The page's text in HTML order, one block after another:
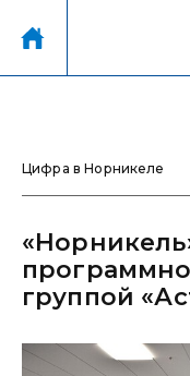
Цифра в Норникеле
группой